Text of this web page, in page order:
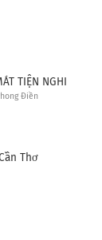
TIỆN NGHI
Điền
Thơ